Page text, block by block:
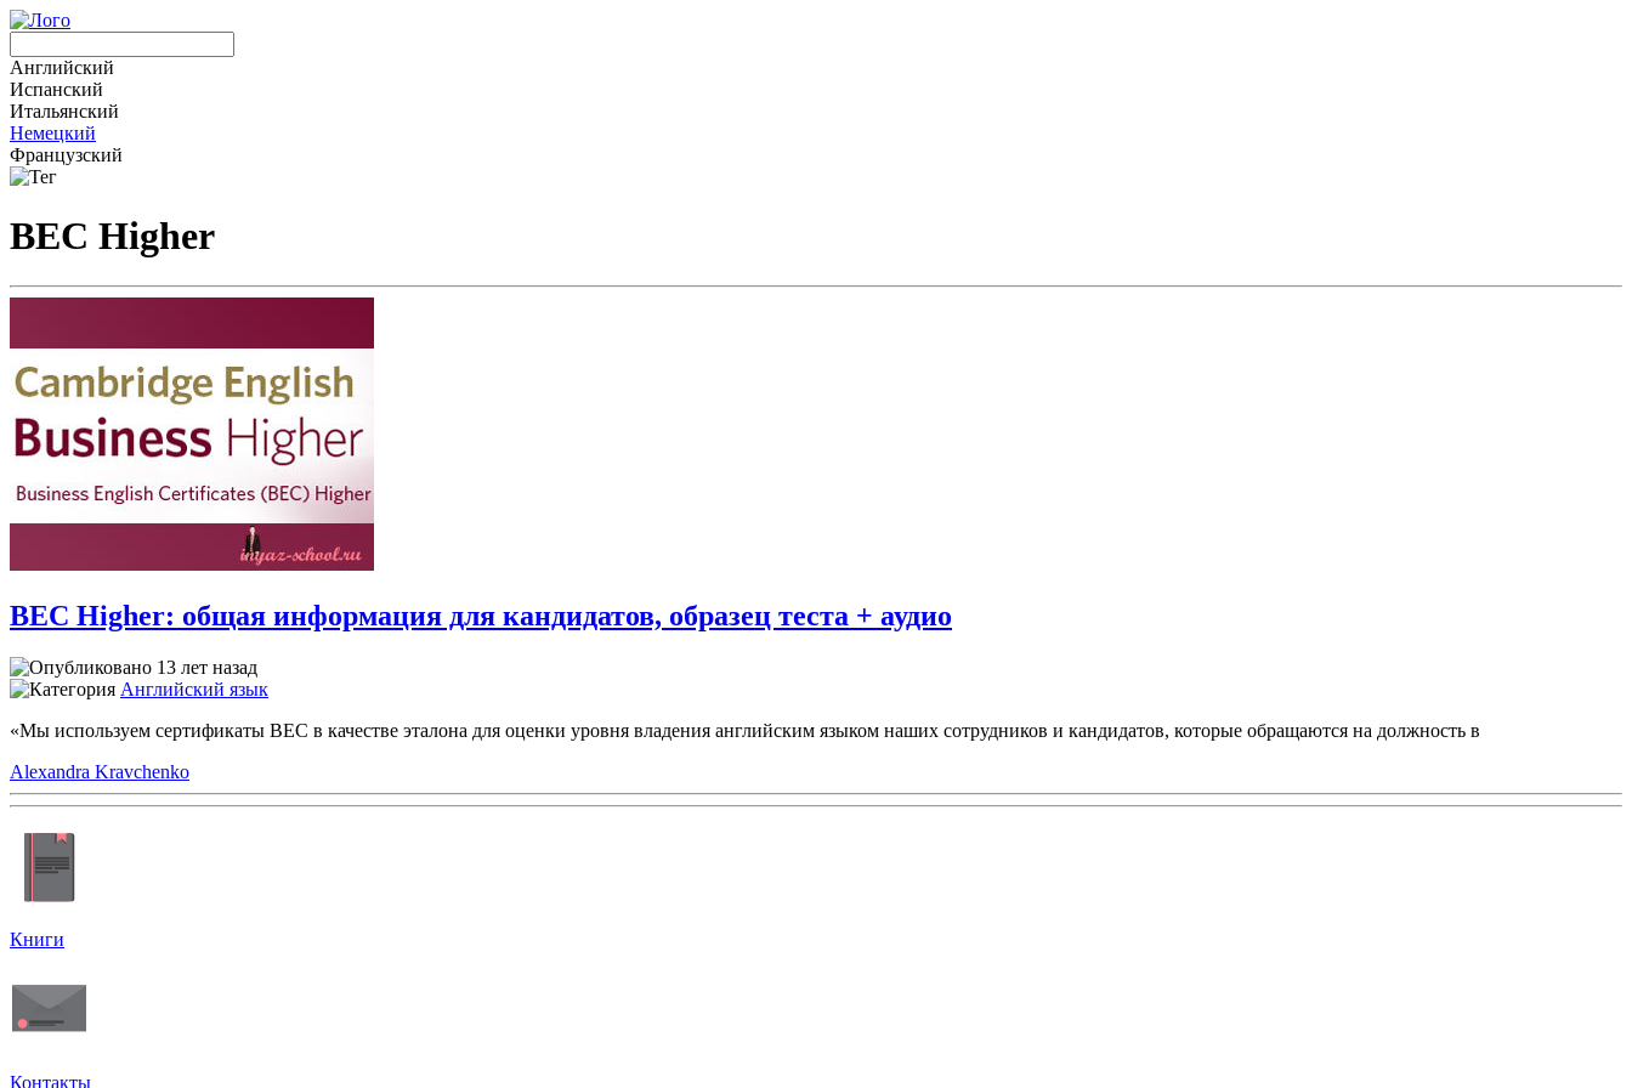
Английский
Испанский
Итальянский
Немецкий
Французский
BEC Higher
BEC Higher: общая информация для кандидатов, образец теста + аудио
13 лет назад
Английский язык
«Мы используем сертификаты BEC в качестве эталона для оценки уровня владения английским языком наших сотрудников и кандидатов, которые обращаются на должность в
Alexandra Kravchenko
Книги
Контакты